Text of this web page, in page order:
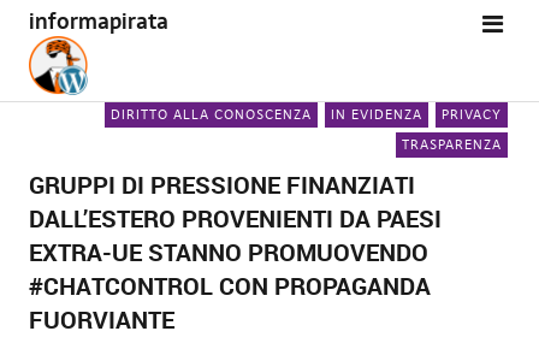
informapirata
DIRITTO ALLA CONOSCENZA IN EVIDENZA
PRIVACY
TRASPARENZA
GRUPPI DI PRESSIONE FINANZIATI
DALL’ESTERO PROVENIENTI DA PAESI
EXTRA-UE STANNO PROMUOVENDO
#CHATCONTROL CON PROPAGANDA
FUORVIANTE